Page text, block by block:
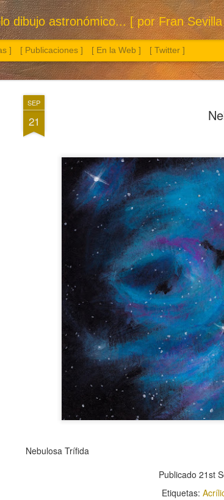
SEP
21
Nebulosa Trífida
Publicado 21st
Etiquetas:
dibujo astronómico... [ por Fran Sevilla
] [ Publicaciones ] [ En la Web ] [ Twitter ]
Sol. 3 a 26 de
Mugarra Pera